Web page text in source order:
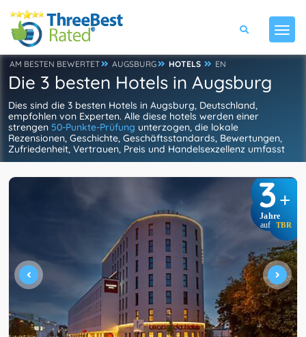
AM BESTEN BEWERTET AUGSBURG HOTELS EN
Die 3 besten Hotels in Augsburg
Dies sind die 3 besten Hotels in Augsburg, Deutschland,
empfohlen von Experten. Alle diese hotels werden einer
strengen 50-Punkte-Prüfung unterzogen, die lokale
Rezensionen, Geschichte, Geschäftsstandards, Bewertungen,
Zufriedenheit, Vertrauen, Preis und Handelsexzellenz umfasst
3+
Jahre
auf TBR